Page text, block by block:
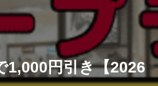
1,000円引き【2026